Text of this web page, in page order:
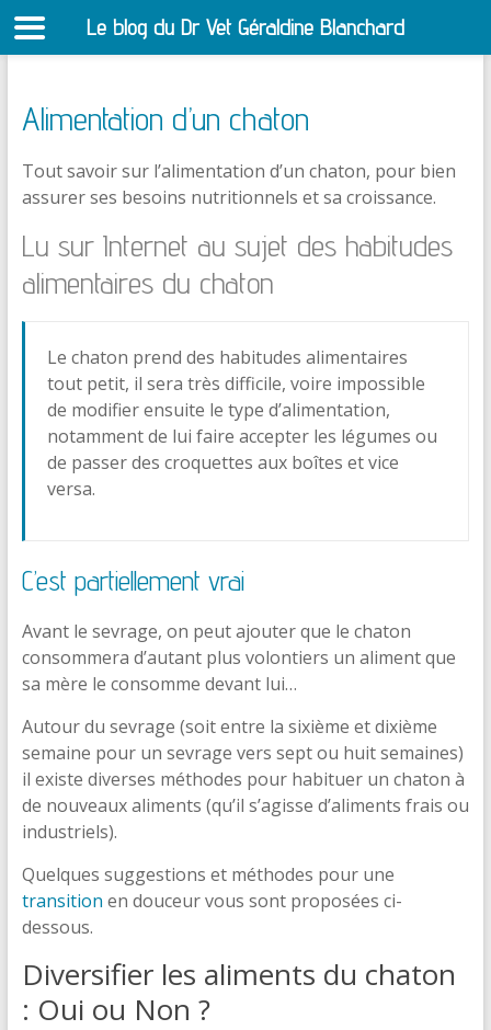
Alimentation d’un chaton
Tout savoir sur l’alimentation d’un chaton, pour bien
assurer ses besoins nutritionnels et sa croissance.
Lu sur Internet au sujet des habitudes
alimentaires du chaton
Le chaton prend des habitudes alimentaires
tout petit, il sera très difficile, voire impossible
de modifier ensuite le type d’alimentation,
notamment de lui faire accepter les légumes ou
de passer des croquettes aux boîtes et vice
versa.
C’est partiellement vrai
Avant le sevrage, on peut ajouter que le chaton
consommera d’autant plus volontiers un aliment que
sa mère le consomme devant lui…
Autour du sevrage (soit entre la sixième et dixième
semaine pour un sevrage vers sept ou huit semaines)
il existe diverses méthodes pour habituer un chaton à
de nouveaux aliments (qu’il s’agisse d’aliments frais ou
industriels).
Quelques suggestions et méthodes pour une
transition en douceur vous sont proposées ci-
dessous.
Diversifier les aliments du chaton
: Oui ou Non ?
Le blog du Dr Vet Géraldine Blanchard